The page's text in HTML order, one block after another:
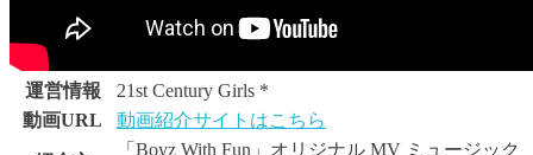
運営情報
21st Century Girls *
動画URL
動画紹介サイトはこちら
「Boyz With Fun」オリジナル MV ミュージック